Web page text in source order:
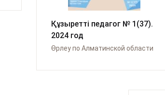
Құзыретті педагог № 1(37).
2024 год
Өрлеу по Алматинской области